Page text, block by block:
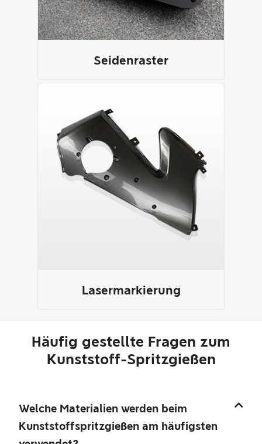
Seidenraster
Lasermarkierung
Häufig gestellte Fragen zum
Kunststoff-Spritzgießen
Welche Materialien werden beim
Kunststoffspritzgießen am häufigsten